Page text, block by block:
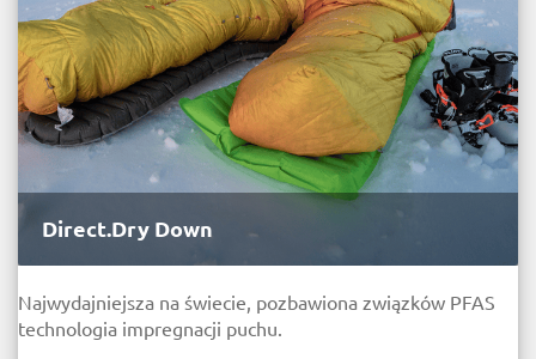
Direct.Dry Down
Najwydajniejsza na świecie , pozbawiona związków PFAS
technologia impregnacji puchu.